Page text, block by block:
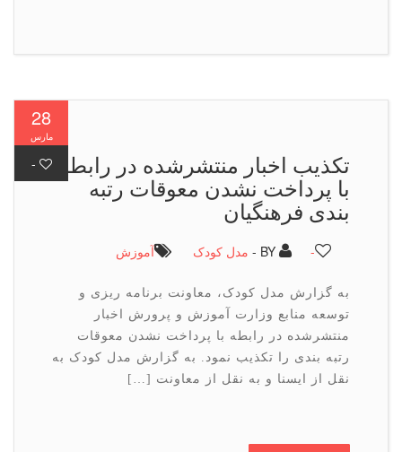
-
تکذیب اخبار منتشرشده در رابطه
با پرداخت نشدن معوقات رتبه
بندی فرهنگیان
BY - مدل کودک آموزش
به گزارش مدل کودک، معاونت برنامه ریزی و
توسعه منابع وزارت آموزش و پرورش اخبار
منتشرشده در رابطه با پرداخت نشدن معوقات
رتبه بندی را تکذیب نمود. به گزارش مدل کودک به
نقل از ایسنا و به نقل از معاونت […]